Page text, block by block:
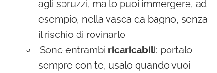
agli spruzzi, ma lo puoi immergere, ad
esempio, nella vasca da bagno, senza
il rischio di rovinarlo
Sono entrambi ricaricabili: portalo
sempre con te, usalo quando vuoi